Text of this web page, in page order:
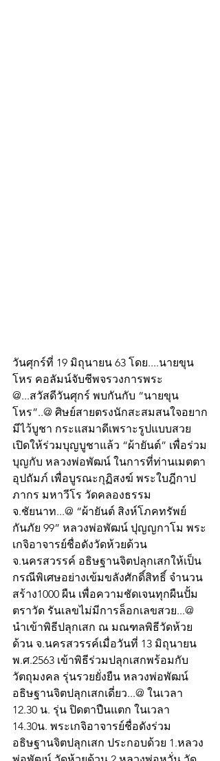
วันศุกร์ที่ 19 มิถุนายน 63 โดย....นายขุน
โหร คอลัมน์จับชีพจรวงการพระ
@...สวัสดีวันศุกร์ พบกันกับ “นายขุน
โหร”..@ ศิษย์สายตรงนักสะสมสนใจอยาก
มีไว้บูชา กระแสมาดีเพราะรูปแบบสวย
เปิดให้ร่วมบุญบูชาแล้ว “ผ้ายันต์” เพื่อร่วม
บุญกับ หลวงพ่อพัฒน์ ในการที่ท่านเมตตา
อุปถัมภ์ เพื่อบูรณะกุฏิสงฆ์ พระใบฎีกาป
ภากร มหาวีโร วัดคลองธรรม
จ.ชัยนาท...@ “ผ้ายันต์ สิงห์โภคทรัพย์
กันภัย 99” หลวงพ่อพัฒน์ ปุญญกาโม พระ
เกจิอาจารย์ชื่อดังวัดห้วยด้วน
จ.นครสวรรค์ อธิษฐานจิตปลุกเสกให้เป็น
กรณีพิเศษอย่างเข้มขลังศักดิ์สิทธิ์ จำนวน
สร้าง1000 ผืน เพื่อความชัดเจนทุกผืนปั้ม
ตราวัด รันเลขไม่มีการล็อกเลขสวย...@
นำเข้าพิธีปลุกเสก ณ มณฑลพิธีวัดห้วย
ด้วน จ.นครสวรรค์เมื่อวันที่ 13 มิถุนายน
พ.ศ.2563 เข้าพิธีร่วมปลุกเสกพร้อมกับ
วัตถุมงคล รุ่นรวยยั่งยืน หลวงพ่อพัฒน์
อธิษฐานจิตปลุกเสกเดี่ยว...@ ในเวลา
12.30 น. รุ่น ปิดตาปืนแตก ในเวลา
14.30น. พระเกจิอาจารย์ชื่อดังร่วม
อธิษฐานจิตปลุกเสก ประกอบด้วย 1.หลวง